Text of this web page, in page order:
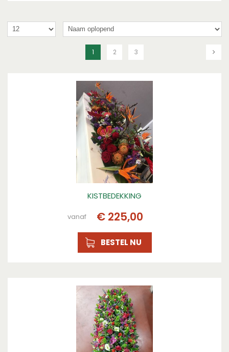
1 2 3
KISTBEDEKKING
vanaf € 225,00
BESTEL NU